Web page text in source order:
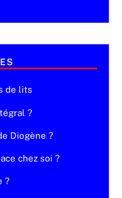
de lits
?
Diogène ?
chez soi ?
?